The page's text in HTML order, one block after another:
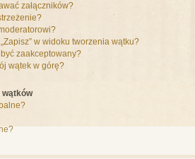
załączników?
w widoku tworzenia wątku?
zaakceptowany?
wątek w górę?
wątków